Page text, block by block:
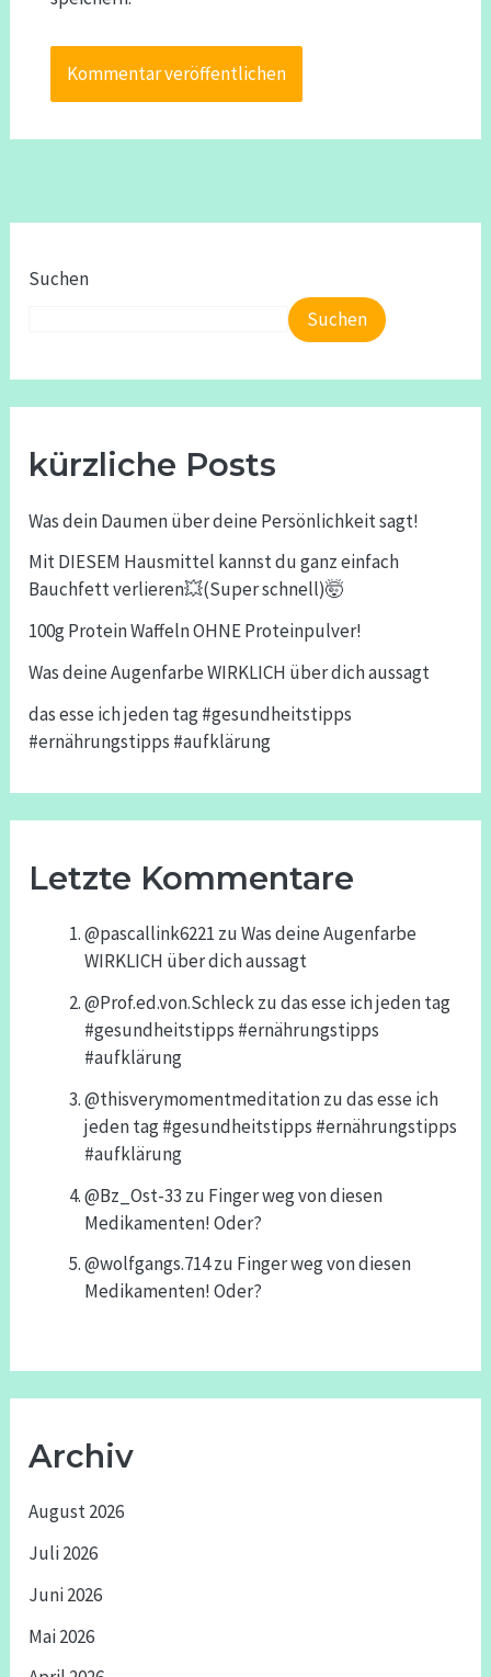
Suchen
Suchen
kürzliche Posts
Was dein Daumen über deine Persönlichkeit sagt!
Mit DIESEM Hausmittel kannst du ganz einfach
Bauchfett verlieren💥(Super schnell)🤯
100g Protein Waffeln OHNE Proteinpulver!
Was deine Augenfarbe WIRKLICH über dich aussagt
das esse ich jeden tag #gesundheitstipps
#ernährungstipps #aufklärung
Letzte Kommentare
@pascallink6221 zuWas deine Augenfarbe
WIRKLICH über dich aussagt
@Prof.ed.von.Schleckzudas esse ich jeden tag
#gesundheitstipps #ernährungstipps
#aufklärung
@thisverymomentmeditationzudas esse ich
jeden tag #gesundheitstipps #ernährungstipps
#aufklärung
@Bz_Ost-33 zu Finger weg von diesen
Medikamenten! Oder?
@wolfgangs.714zu Finger weg von diesen
Medikamenten! Oder?
Archiv
August 2026
Juli 2026
Juni 2026
Mai 2026